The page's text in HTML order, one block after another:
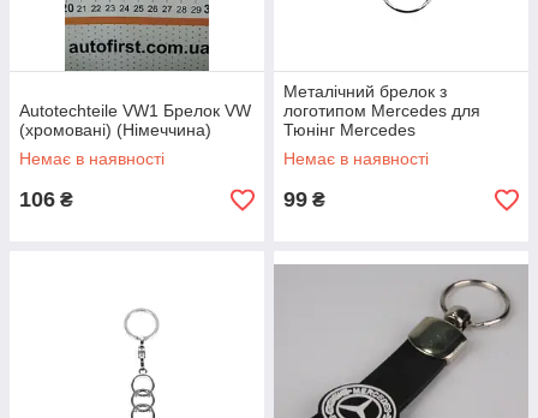
Autotechteile VW1 Брелок VW
(хромовані) (Німеччина)
Немає в наявності
106 ₴
Металічний брелок з
логотипом Mercedes для
Тюнінг Mercedes
Немає в наявності
99 ₴